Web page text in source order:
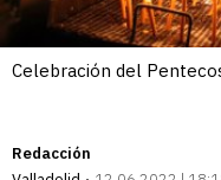
Celebración del
Redacción